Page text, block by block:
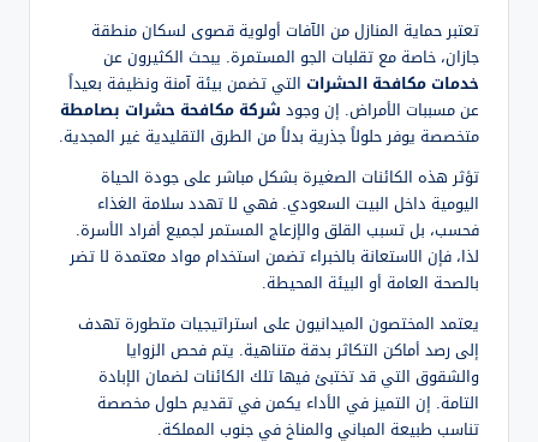
تعتبر حماية المنازل من الآفات أولوية قصوى لسكان منطقة
جازان، خاصة مع تقلبات الجو المستمرة. يبحث الكثيرون عن
خدمات مكافحة الحشرات التي تضمن بيئة آمنة ونظيفة بعيداً
عن مسببات الأمراض. إن وجود شركة مكافحة حشرات بصامطة
متخصصة يوفر حلولاً جذرية بدلاً من الطرق التقليدية غير المجدية.
تؤثر هذه الكائنات الصغيرة بشكل مباشر على جودة الحياة
اليومية داخل البيت السعودي. فهي لا تهدد سلامة الغذاء
فحسب، بل تسبب القلق والإزعاج المستمر لجميع أفراد الأسرة.
لذا، فإن الاستعانة بالخبراء تضمن استخدام مواد معتمدة لا تضر
بالصحة العامة أو البيئة المحيطة.
يعتمد المختصون الميدانيون على استراتيجيات متطورة تهدف
إلى رصد أماكن التكاثر بدقة متناهية. يتم فحص الزوايا
والشقوق التي قد تختبئ فيها تلك الكائنات لضمان الإبادة
التامة. إن التميز في الأداء يكمن في تقديم حلول مخصصة
تناسب طبيعة المباني والمناخ في جنوب المملكة.